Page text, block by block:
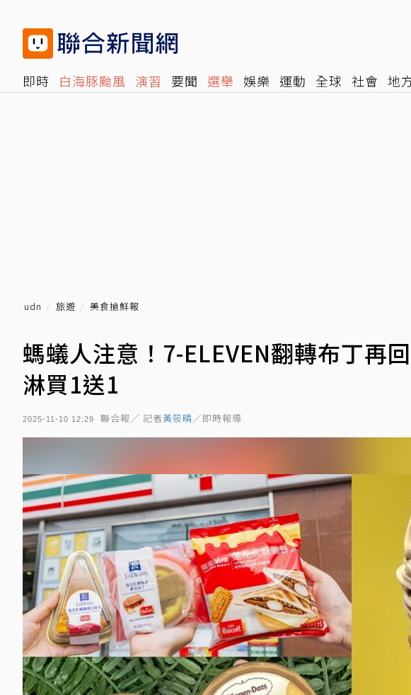
即時 白海豚颱風 演習 要聞 選舉 娛樂 運動 全球 社會 地
udn 旅遊 美食搶鮮報
螞蟻人注意！7-ELEVEN翻轉布丁再
淋買1送1
2025-11-10 12:29 聯合報／ 記者黃筱晴／即時報導